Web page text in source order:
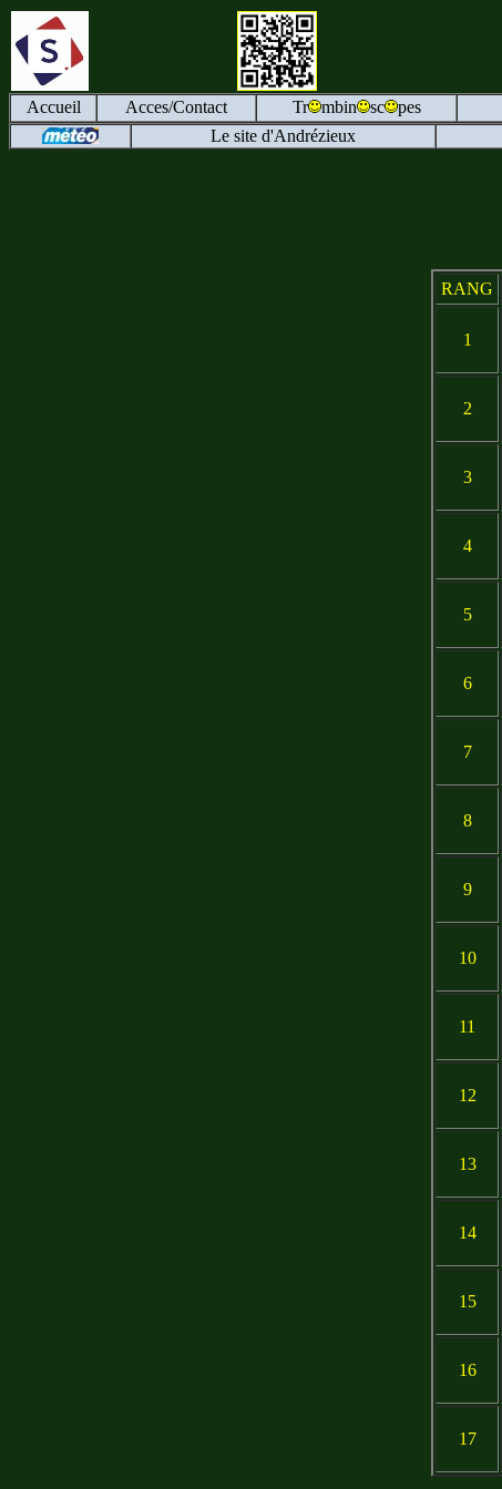
Accueil Acces/Contact Tr mbin sc pes
Le site d'Andrézieux
RANG
1
2
3
4
5
6
7
8
9
10
11
12
13
14
15
16
17